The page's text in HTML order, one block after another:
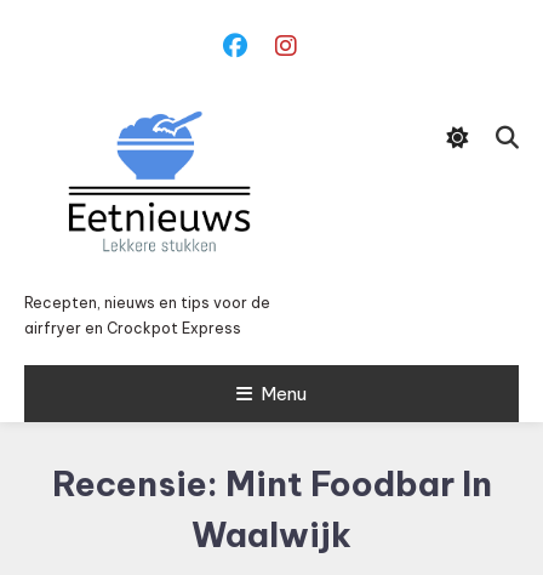
Recepten, nieuws en tips voor de
airfryer en Crockpot Express
Menu
Recensie: Mint Foodbar In
Waalwijk